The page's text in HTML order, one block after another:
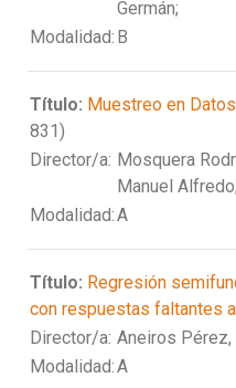
Germán;
Modalidad: B
Título: Muestreo en
831)
Director/a: Mosquera
Manuel Alfredo;
Modalidad:A
Título: Regresión
con respuestas faltantes
Director/a: Aneiros Pérez,
Modalidad:A